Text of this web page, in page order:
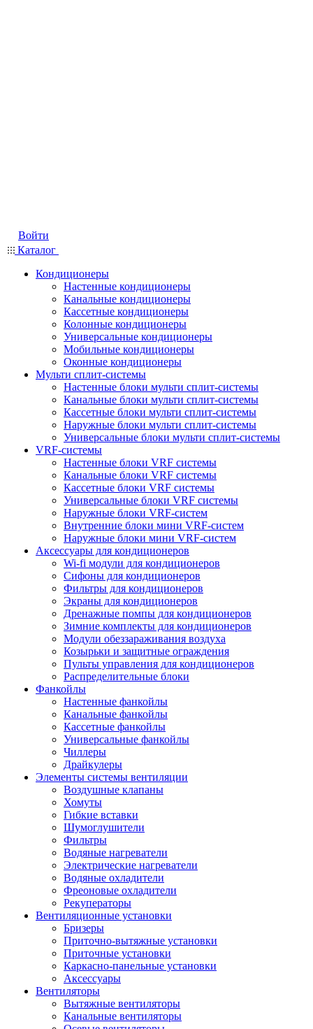
Войти
Каталог
Кондиционеры
Настенные кондиционеры
Канальные кондиционеры
Кассетные кондиционеры
Колонные кондиционеры
Универсальные кондиционеры
Мобильные кондиционеры
Оконные кондиционеры
Мульти сплит-системы
Настенные блоки мульти сплит-системы
Канальные блоки мульти сплит-системы
Кассетные блоки мульти сплит-системы
Наружные блоки мульти сплит-системы
Универсальные блоки мульти сплит-системы
VRF-системы
Настенные блоки VRF системы
Канальные блоки VRF системы
Кассетные блоки VRF системы
Универсальные блоки VRF системы
Наружные блоки VRF-систем
Внутренние блоки мини VRF-систем
Наружные блоки мини VRF-систем
Аксессуары для кондиционеров
Wi-fi модули для кондиционеров
Сифоны для кондиционеров
Фильтры для кондиционеров
Экраны для кондиционеров
Дренажные помпы для кондиционеров
Зимние комплекты для кондиционеров
Модули обеззараживания воздуха
Козырьки и защитные ограждения
Пульты управления для кондиционеров
Распределительные блоки
Фанкойлы
Настенные фанкойлы
Канальные фанкойлы
Кассетные фанкойлы
Универсальные фанкойлы
Чиллеры
Драйкулеры
Элементы системы вентиляции
Воздушные клапаны
Хомуты
Гибкие вставки
Шумоглушители
Фильтры
Водяные нагреватели
Электрические нагреватели
Водяные охладители
Фреоновые охладители
Рекуператоры
Вентиляционные установки
Бризеры
Приточно-вытяжные установки
Приточные установки
Каркасно-панельные установки
Аксессуары
Вентиляторы
Вытяжные вентиляторы
Канальные вентиляторы